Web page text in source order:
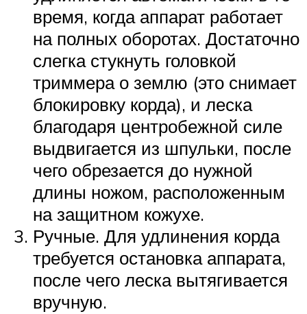
время, когда аппарат работает
на полных оборотах. Достаточно
слегка стукнуть головкой
триммера о землю (это снимает
блокировку корда), и леска
благодаря центробежной силе
выдвигается из шпульки, после
чего обрезается до нужной
длины ножом, расположенным
на защитном кожухе.
Ручные. Для удлинения корда
требуется остановка аппарата,
после чего леска вытягивается
вручную.